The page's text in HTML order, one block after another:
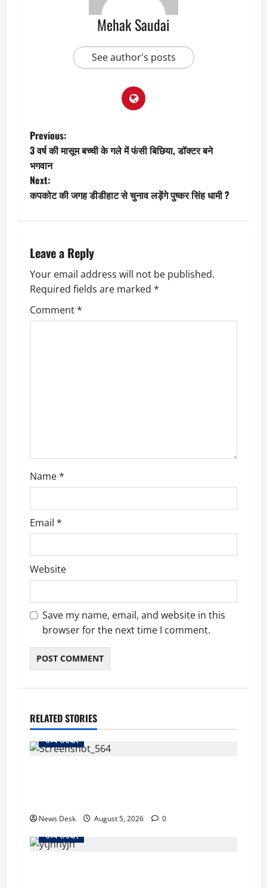
Mehak Saudai
See author's posts
P
o
s
a
v
i
n
Previous:
3 वर्ष की मासूम बच्ची के गले में फंसी बिछिया, डॉक्टर बने
भगवान
Next:
कपकोट की जगह डीडीहाट से चुनाव लड़ेंगे पुष्कर सिंह धामी ?
Leave a Reply
Your email address will not be published.
Required fields are marked *
Comment*
Name*
Email *
Website
Save my name, email, and website in this
browser for the next time I comment.
RELATED STORIES
राज्य समाचार
News Desk August 5, 2026
0
राज्य समाचार